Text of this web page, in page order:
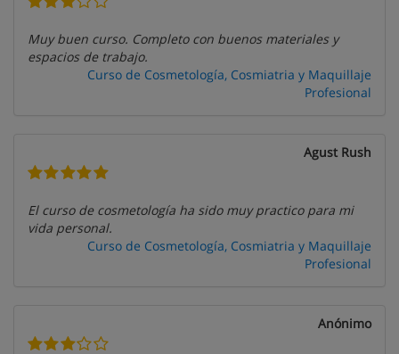
Muy buen curso. Completo con buenos materiales y
espacios de trabajo.
Curso de Cosmetología, Cosmiatria y Maquillaje
Profesional
Agust Rush
El curso de cosmetología ha sido muy practico para mi
vida personal.
Curso de Cosmetología, Cosmiatria y Maquillaje
Profesional
Anónimo